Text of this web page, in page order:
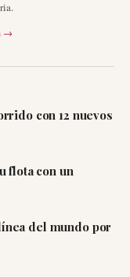
→
con 12 nuevos
flota con un
del mundo por